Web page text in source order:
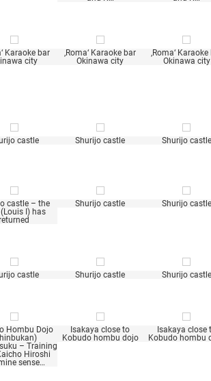
Karaoke bar
city
‚Roma‘ Karaoke bar
Okinawa city
‚Roma‘
Okinawa city
castle Shurijo castle Shurijo castle
castle – the
I) has
Shurijo castle Shurijo castle
castle Shurijo castle Shurijo castle
Hombu Dojo
– Training
Hiroshi
sense…
Isakaya close to
Kobudo hombu dojo
Isakaya close
Kobudo hombu